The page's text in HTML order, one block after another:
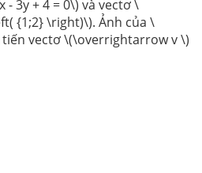
3y + 4 = 0\) và vectơ \
{1;2} \right)\). Ảnh của \
vectơ \(\overrightarrow v \)